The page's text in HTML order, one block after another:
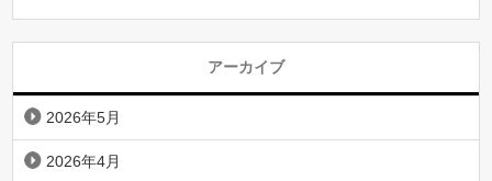
アーカイブ
2026年5月
2026年4月